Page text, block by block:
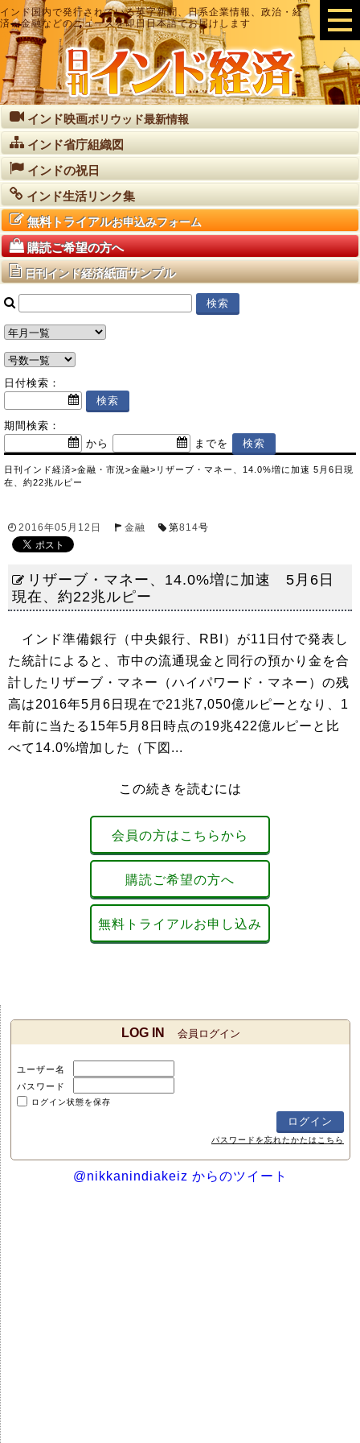
インド国内で発行されている英字新聞、日系企業情報、政治・経
済・金融などのニュースを即日日本語でお届けします
インド映画ボリウッド最新情報
インド省庁組織図
インドの祝日
インド生活リンク集
無料トライアルお申込みフォーム
購読ご希望の方へ
日刊インド経済紙面サンプル
日付検索：
期間検索：
から
までを
日刊インド経済>金融・市況 >金融> リザーブ・マネー、14.0%増に加速 5月6日現
在、約22兆ルピー
2016年05月12日 金融 第814号
リザーブ・マネー、14.0%増に加速 5月6日
現在、約22兆ルピー
インド準備銀行（中央銀行、RBI）が11日付で発表し
た統計によると、市中の流通現金と同行の預かり金を合
計したリザーブ・マネー（ハイパワード・マネー）の残
高は2016年5月6日現在で21兆7,050億ルピーとなり、1
年前に当たる15年5月8日時点の19兆422億ルピーと比
べて14.0%増加した（下図...
この続きを読むには
会員の方はこちらから
購読ご希望の方へ
無料トライアルお申し込み
LOG IN 会員ログイン
ユーザー名
パスワード
ログイン状態を保存
パスワードを忘れたかたはこちら
@nikkanindiakeiz からのツイート